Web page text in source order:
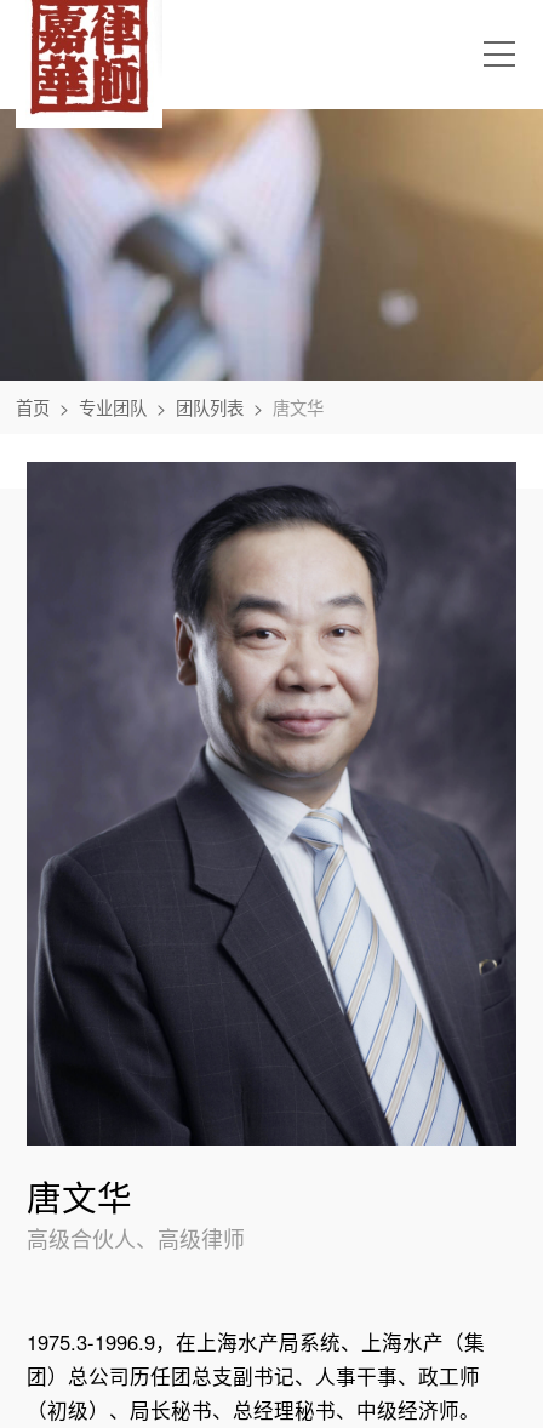
首页 > 专业团队 > 团队列表 > 唐文华
唐文华
高级合伙人、高级律师
1975.3-1996.9，在上海水产局系统、上海水产（集
团）总公司历任团总支副书记、人事干事、政工师
（初级）、局长秘书、总经理秘书、中级经济师。